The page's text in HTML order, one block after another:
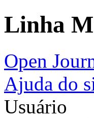
Linha
Open
Ajuda do
Usuário